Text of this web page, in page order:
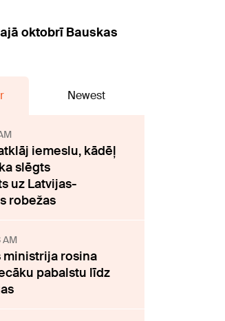
oktobrī Bauskas
Newest
iemeslu, kādēļ
slēgts
uz Latvijas-
robežas
AM
ministrija rosina
pabalstu līdz